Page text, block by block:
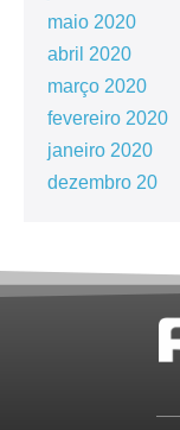
maio 2020
abril 2020
março 2020
fevereiro 2020
janeiro 2020
dezembro 20